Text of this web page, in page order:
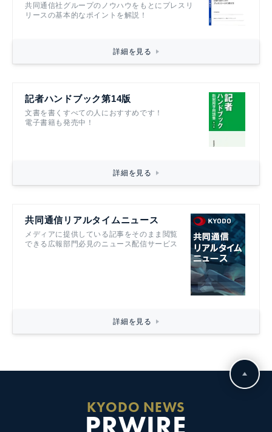
共同通信社グループのノウハウをもとにプレスリ
リースの基本的なポイントを解説！
詳細を見る
記者ハンドブック第14版
文書を書くすべての人におすすめです！
電子書籍も発売中！
詳細を見る
共同通信リアルタイムニュース
メディアに提供している記事をそのまま閲覧
できる広報部門必見のニュース配信サービス
詳細を見る
KYODO NEWS